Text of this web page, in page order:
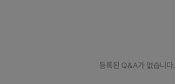
등록된 Q&A가 없습니다.